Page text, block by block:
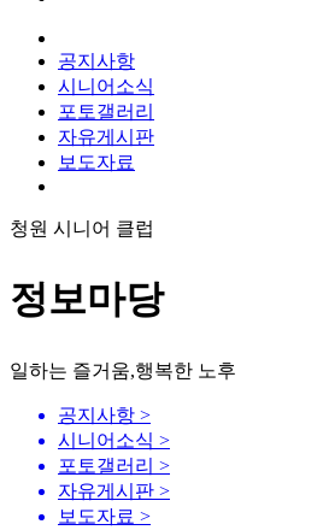
공지사항
시니어소식
포토갤러리
자유게시판
보도자료
청원 시니어 클럽
정보마당
일하는 즐거움,행복한 노후
공지사항 >
시니어소식 >
포토갤러리 >
자유게시판 >
보도자료 >